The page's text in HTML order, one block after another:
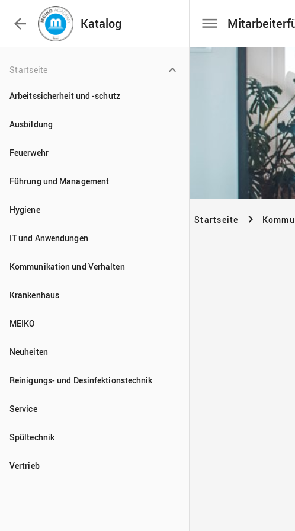
 Katalog
Startseite
Arbeitssicherheit und -schutz
Ausbildung
Feuerwehr
Führung und Management
Hygiene
IT und Anwendungen
Kommunikation und Verhalten
Krankenhaus
MEIKO
Neuheiten
Reinigungs- und Desinfektionstechnik
Service
Spültechnik
Vertrieb